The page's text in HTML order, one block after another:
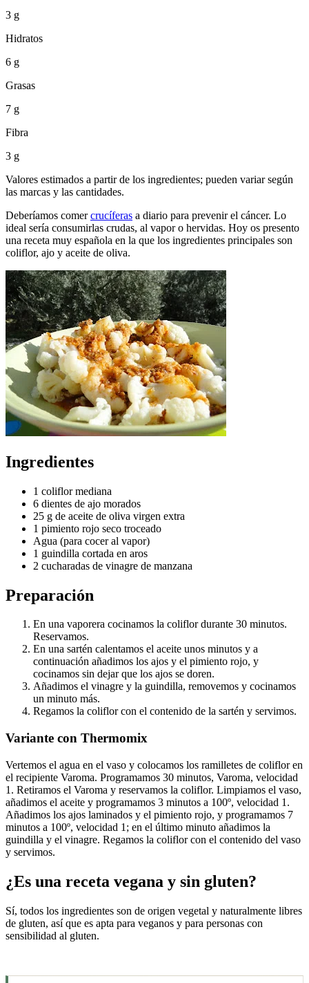
3 g
Hidratos
6 g
Grasas
7 g
Fibra
3 g
Valores estimados a partir de los ingredientes; pueden variar según
las marcas y las cantidades.
Deberíamos comercrucíferas a diario para prevenir el cáncer. Lo
ideal sería consumirlas crudas, al vapor o hervidas. Hoy os presento
una receta muy española en la que los ingredientes principales son
coliflor, ajo y aceite de oliva.
Ingredientes
1 coliflor mediana
6 dientes de ajo morados
25 g de aceite de oliva virgen extra
1 pimiento rojo seco troceado
Agua (para cocer al vapor)
1 guindilla cortada en aros
2 cucharadas de vinagre de manzana
Preparación
En una vaporera cocinamos la coliflor durante 30 minutos.
Reservamos.
En una sartén calentamos el aceite unos minutos y a
continuación añadimos los ajos y el pimiento rojo, y
cocinamos sin dejar que los ajos se doren.
Añadimos el vinagre y la guindilla, removemos y cocinamos
un minuto más.
Regamos la coliflor con el contenido de la sartén y servimos.
Variante con Thermomix
Vertemos el agua en el vaso y colocamos los ramilletes de coliflor en
el recipiente Varoma. Programamos 30 minutos, Varoma, velocidad
1. Retiramos el Varoma y reservamos la coliflor. Limpiamos el vaso,
añadimos el aceite y programamos 3 minutos a 100º, velocidad 1.
Añadimos los ajos laminados y el pimiento rojo, y programamos 7
minutos a 100º, velocidad 1; en el último minuto añadimos la
guindilla y el vinagre. Regamos la coliflor con el contenido del vaso
y servimos.
¿Es una receta vegana y sin gluten?
Sí, todos los ingredientes son de origen vegetal y naturalmente libres
de gluten, así que es apta para veganos y para personas con
sensibilidad al gluten.